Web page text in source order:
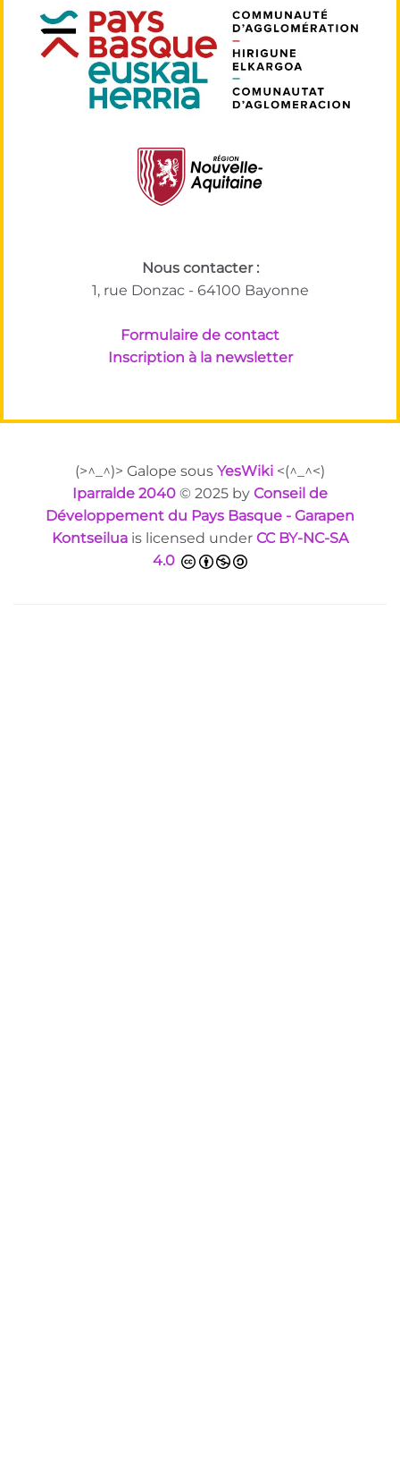
Nous contacter :
1, rue Donzac - 64100 Bayonne
Formulaire de contact
Inscription à la newsletter
(>^_^)> Galope sous YesWiki <(^_^<)
Iparralde 2040 © 2025 by Conseil de
Développement du Pays Basque - Garapen
Kontseilua is licensed under CC BY-NC-SA
4.0